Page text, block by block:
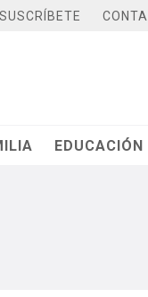
SUSCRÍBETE
EDUCACIÓN